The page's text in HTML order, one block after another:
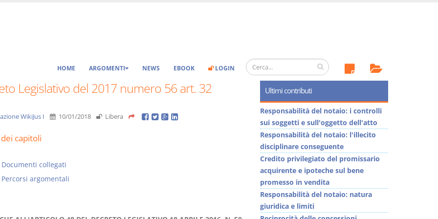
HOME ARGOMENTI NEWS EBOOK LOGIN
Legislativo del 2017 numero 56 art. 32
WikiJus I 10/01/2018 Libera
capitoli
Documenti collegati
Percorsi argomentali
Ultimi contributi
Responsabilità del notaio: i controlli
sui soggetti e sull'oggetto dell'atto
Responsabilità del notaio: l'illecito
disciplinare conseguente
Credito privilegiato del promissario
acquirente e ipoteche sul bene
promesso in vendita
Responsabilità del notaio: natura
giuridica e limiti